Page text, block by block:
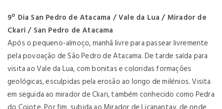
9º Dia San Pedro de Atacama / Vale da Lua / Mirador de
Ckari / San Pedro de Atacama
Após o pequeno-almoço, manhã livre para passear livremente
pela povoação de São Pedro de Atacama. De tarde saída para
visita ao Vale da Lua, com bonitas e coloridas formações
geológicas, esculpidas pela erosão ao longo de milénios. Visita
em seguida ao mirador de Ckari, também conhecido como Pedra